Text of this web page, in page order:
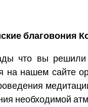
благовония
что вы решили
на нашем сайте
необходимой